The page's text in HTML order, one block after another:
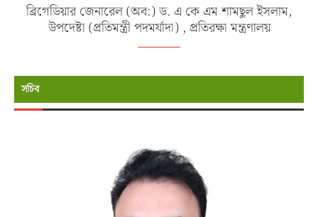
ব্রিগেডিয়ার জেনারেল (অব:) ড. এ কে এম শামছুল ইসলাম,
উপদেষ্টা (প্রতিমন্ত্রী পদমর্যাদা) , প্রতিরক্ষা মন্ত্রণালয়
সচিব